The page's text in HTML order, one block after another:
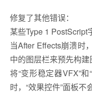
修复了其他错误：
某些Type 1 PostScript
当After Effects崩溃时
中的图层栏来预先构建
将“变形稳定器VFX”
时，“效果控件”面板不